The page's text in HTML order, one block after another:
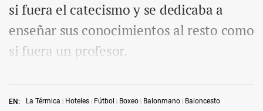
EN: La Térmica Hoteles Fútbol Boxeo Balonmano Baloncesto
si fuera el catecismo y se dedicaba a
enseñar sus conocimientos al resto como
si fuera un profesor.